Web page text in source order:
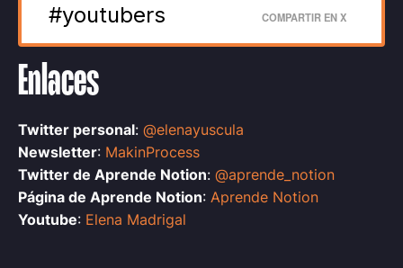
#youtubers
COMPARTIR EN X
Enlaces
Twitter personal: @elenayuscula
Newsletter: MakinProcess
Twitter de Aprende Notion: @aprende_notion
Página de Aprende Notion: Aprende Notion
Youtube: Elena Madrigal